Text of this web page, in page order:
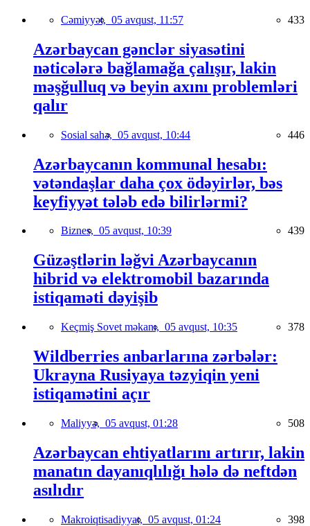
Cəmiyyət, 05 avqust, 11:57 433
Azərbaycan gənclər siyasətini
nəticələrə bağlamağa çalışır, lakin
məşğulluq və beyin axını problemləri
qalır
Sosial sahə, 05 avqust, 10:44 446
Azərbaycanın kommunal hesabı:
vətəndaşlar daha çox ödəyirlər, bəs
keyfiyyət tələb edə bilirlərmi?
Biznes, 05 avqust, 10:39 439
Güzəştlərin ləğvi Azərbaycanın
hibrid və elektromobil bazarında
istiqaməti dəyişib
Keçmiş Sovet məkanı, 05 avqust, 10:35 378
Wildberries anbarlarına zərbələr:
Ukrayna Rusiyaya təzyiqin yeni
istiqamətini açır
Maliyyə, 05 avqust, 01:28 508
Azərbaycan ehtiyatlarını artırır, lakin
manatın dayanıqlılığı hələ də neftdən
asılıdır
Makroiqtisadiyyat, 05 avqust, 01:24 398